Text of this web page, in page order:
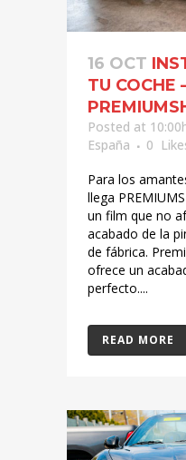
16 OCT
TU COCHE
Posted at
España
0
Para los
llega
un film que no
acabado de la
de fábrica.
ofrece un
perfecto....
READ MORE